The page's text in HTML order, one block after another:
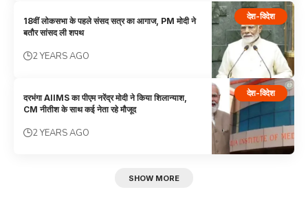
देश-विदेश
18वीं लोकसभा के पहले संसद सत्र का आगाज, PM मोदी ने
बतौर सांसद ली शपथ
2 YEARS AGO
देश-विदेश
दरभंगा AIIMS का पीएम नरेंद्र मोदी ने किया शिलान्याश,
CM नीतीश के साथ कई नेता रहे मौजूद
2 YEARS AGO
SHOW MORE